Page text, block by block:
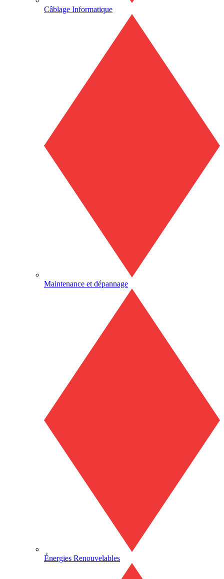
Câblage Informatique
Maintenance et dépannage
Énergies Renouvelables